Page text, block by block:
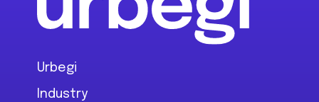
Urbegi
Industry